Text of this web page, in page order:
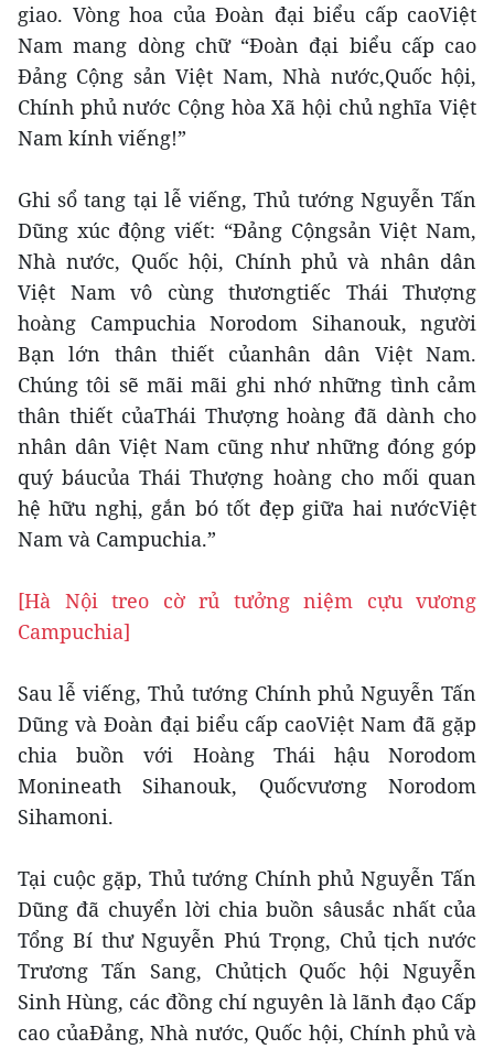
giao. Vòng hoa của Đoàn đại biểu cấp caoViệt
Nam mang dòng chữ “Đoàn đại biểu cấp cao
Đảng Cộng sản Việt Nam, Nhà nước,Quốc hội,
Chính phủ nước Cộng hòa Xã hội chủ nghĩa Việt
Nam kính viếng!”
Ghi sổ tang tại lễ viếng, Thủ tướng Nguyễn Tấn
Dũng xúc động viết: “Đảng Cộngsản Việt Nam,
Nhà nước, Quốc hội, Chính phủ và nhân dân
Việt Nam vô cùng thươngtiếc Thái Thượng
hoàng Campuchia Norodom Sihanouk, người
Bạn lớn thân thiết củanhân dân Việt Nam.
Chúng tôi sẽ mãi mãi ghi nhớ những tình cảm
thân thiết củaThái Thượng hoàng đã dành cho
nhân dân Việt Nam cũng như những đóng góp
quý báucủa Thái Thượng hoàng cho mối quan
hệ hữu nghị, gắn bó tốt đẹp giữa hai nướcViệt
Nam và Campuchia.”
[Hà Nội treo cờ rủ tưởng niệm cựu vương
Campuchia]
Sau lễ viếng, Thủ tướng Chính phủ Nguyễn Tấn
Dũng và Đoàn đại biểu cấp caoViệt Nam đã gặp
chia buồn với Hoàng Thái hậu Norodom
Monineath Sihanouk, Quốcvương Norodom
Sihamoni.
Tại cuộc gặp, Thủ tướng Chính phủ Nguyễn Tấn
Dũng đã chuyển lời chia buồn sâusắc nhất của
Tổng Bí thư Nguyễn Phú Trọng, Chủ tịch nước
Trương Tấn Sang, Chủtịch Quốc hội Nguyễn
Sinh Hùng, các đồng chí nguyên là lãnh đạo Cấp
cao củaĐảng, Nhà nước, Quốc hội, Chính phủ và